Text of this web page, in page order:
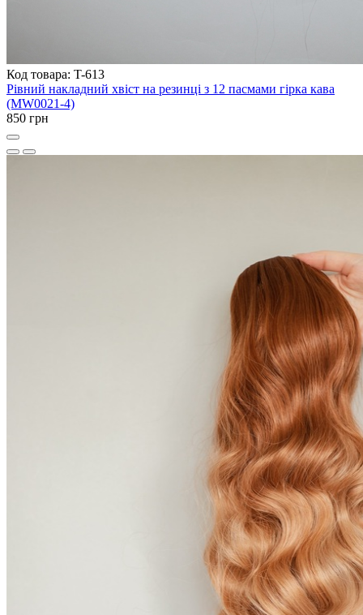
Код товара: T-613
Рівний накладний хвіст на резинці з 12 пасмами гірка кава
(MW0021-4)
850 грн